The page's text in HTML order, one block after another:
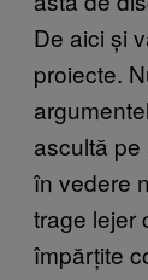
De aici și
proiecte.
ascultă pe
în vedere
trage lejer
împărțite